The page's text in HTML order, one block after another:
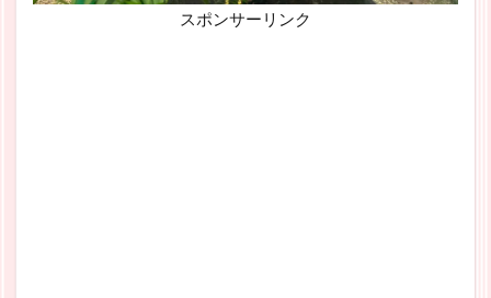
スポンサーリンク